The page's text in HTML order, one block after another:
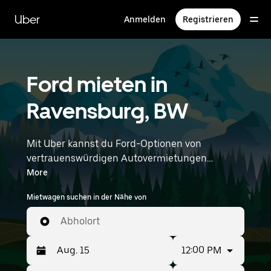
zum
Hauptinhalt
Uber Anmelden Registrieren
Ford mieten in
Ravensburg, BW
Mit Uber kannst du Ford-Optionen von
vertrauenswürdigen Autovermietungen
durchstöbern. Finde den richtigen Leihwagen
von Ford für Besorgungen, Roadtrips oder
tägliche Fahrten. Egal, ob du Preis, Größe oder
Stil priorisierst: Hier findest du Optionen, die
deinen Wünschen entsprechen. Gib deine Zeit-
und Standortangaben (z. B. Memmingen
Airport) ein, um Ford-Vermietungen in deiner
More
Mietwagen suchen in der Nähe von
Abholort
12:00 PM